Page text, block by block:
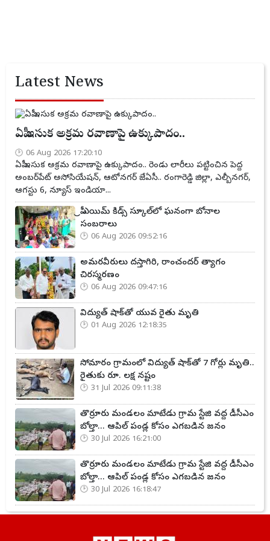
Latest News
ఏపీ ఇసుక అక్రమ రవాణాపై ఉక్కుపాదం..
06 Aug 2026 17:20:10
ఏపీ ఇసుక అక్రమ రవాణాపై ఉక్కుపాదం.. రెండు లారీలు పట్టించిన పెద్ద
అంబర్‌పేట్ అసోసియేషన్, ఆటోనగర్ జేఏసీ.. రంగారెడ్డి జిల్లా, ఎల్బీనగర్,
ఆగస్టు 6, న్యూస్ ఇండియా...
ప్రీ ఎయిమ్ కిడ్స్ స్కూల్‌లో ఘనంగా బోనాల
సంబరాలు
06 Aug 2026 09:52:16
అమరవీరులు దస్తాగిరి, రాంచందర్ త్యాగం
చిరస్మరణం
06 Aug 2026 09:47:16
విద్యుత్ షాక్‌తో యువ రైతు మృతి
01 Aug 2026 12:18:35
సోమారం గ్రామంలో విద్యుత్ షాక్‌తో 7 గోర్లు మృతి..
రైతుకు రూ. లక్ష నష్టం
31 Jul 2026 09:11:38
తొర్రూరు మండలం మాటేడు గ్రామ స్టేజి వద్ద డీసీఎం
బోల్తా... ఆపిల్ పండ్ల కోసం ఎగబడిన జనం
30 Jul 2026 16:21:00
తొర్రూరు మండలం మాటేడు గ్రామ స్టేజి వద్ద డీసీఎం
బోల్తా... ఆపిల్ పండ్ల కోసం ఎగబడిన జనం
30 Jul 2026 16:18:47